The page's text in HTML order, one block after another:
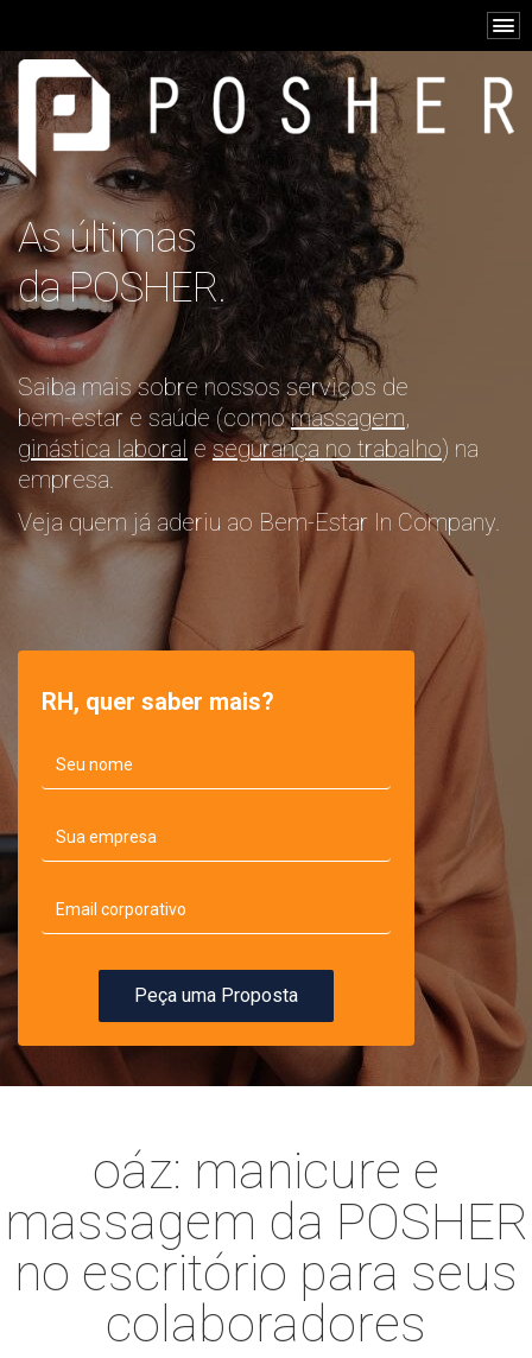
As últimas
da POSHER.
Saiba mais sobre nossos serviços de
bem-estar e saúde (comomassagem,
ginástica laboral esegurança no trabalho) na
empresa.
Veja quem já aderiu ao Bem-Estar In Company.
RH, quer saber mais?
Peça uma Proposta
oáz: manicure e
massagem da POSHER
no escritório para seus
colaboradores